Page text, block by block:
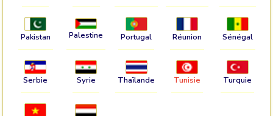
Pakistan Palestine Portugal Réunion Sénégal
Serbie Syrie Thaïlande Tunisie Turquie